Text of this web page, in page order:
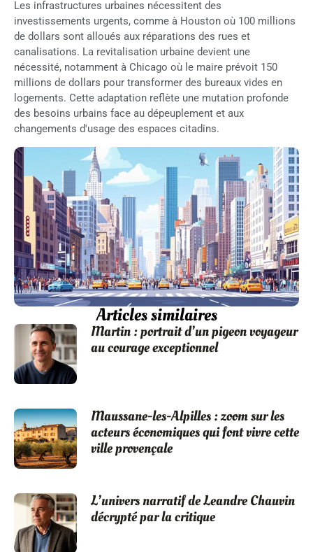
Les infrastructures urbaines nécessitent des
investissements urgents, comme à Houston où 100 millions
de dollars sont alloués aux réparations des rues et
canalisations. La revitalisation urbaine devient une
nécessité, notamment à Chicago où le maire prévoit 150
millions de dollars pour transformer des bureaux vides en
logements. Cette adaptation reflète une mutation profonde
des besoins urbains face au dépeuplement et aux
changements d'usage des espaces citadins.
Articles similaires
Martin : portrait d’un pigeon voyageur
au courage exceptionnel
Maussane-les-Alpilles : zoom sur les
acteurs économiques qui font vivre cette
ville provençale
L’univers narratif de Leandre Chauvin
décrypté par la critique